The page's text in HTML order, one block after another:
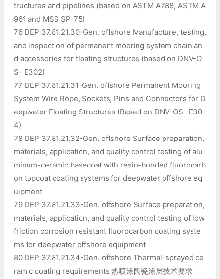
tructures and pipelines (based on ASTM A788, ASTM A
961 and MSS SP-75)
76 DEP 37.81.21.30-Gen. offshore Manufacture, testing,
and inspection of permanent mooring system chain an
d accessories for floating structures (based on DNV-O
S- E302)
77 DEP 37.81.21.31-Gen. offshore Permanent Mooring
System Wire Rope, Sockets, Pins and Connectors for D
eepwater Floating Structures (Based on DNV-OS- E30
4)
78 DEP 37.81.21.32-Gen. offshore Surface preparation,
materials, application, and quality control testing of alu
minum-ceramic basecoat with resin-bonded fluorocarb
on topcoat coating systems for deepwater offshore eq
uipment
79 DEP 37.81.21.33-Gen. offshore Surface preparation,
materials, application, and quality control testing of low
friction corrosion resistant fluorocarbon coating syste
ms for deepwater offshore equipment
80 DEP 37.81.21.34-Gen. offshore Thermal-sprayed ce
ramic coating requirements 热喷涂陶瓷涂层技术要求